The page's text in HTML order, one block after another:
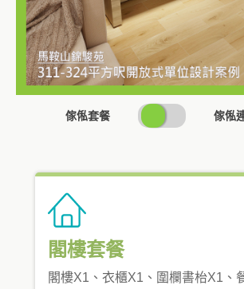
傢俬套餐
SWITCH
PRICING
傢俬
閣樓套餐
閣樓X1、衣櫃X1、圍欄書枱X1、